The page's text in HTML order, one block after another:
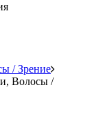
/ Зрение
Волосы /